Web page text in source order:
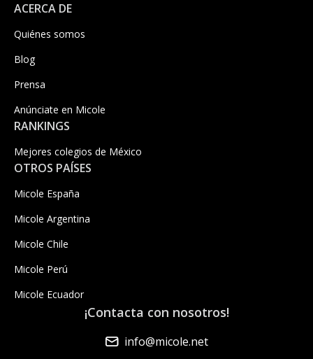
ACERCA DE
Quiénes somos
Blog
Prensa
Anúnciate en Micole
RANKINGS
Mejores colegios de México
OTROS PAÍSES
Micole España
Micole Argentina
Micole Chile
Micole Perú
Micole Ecuador
¡Contacta con nosotros!
info@micole.net